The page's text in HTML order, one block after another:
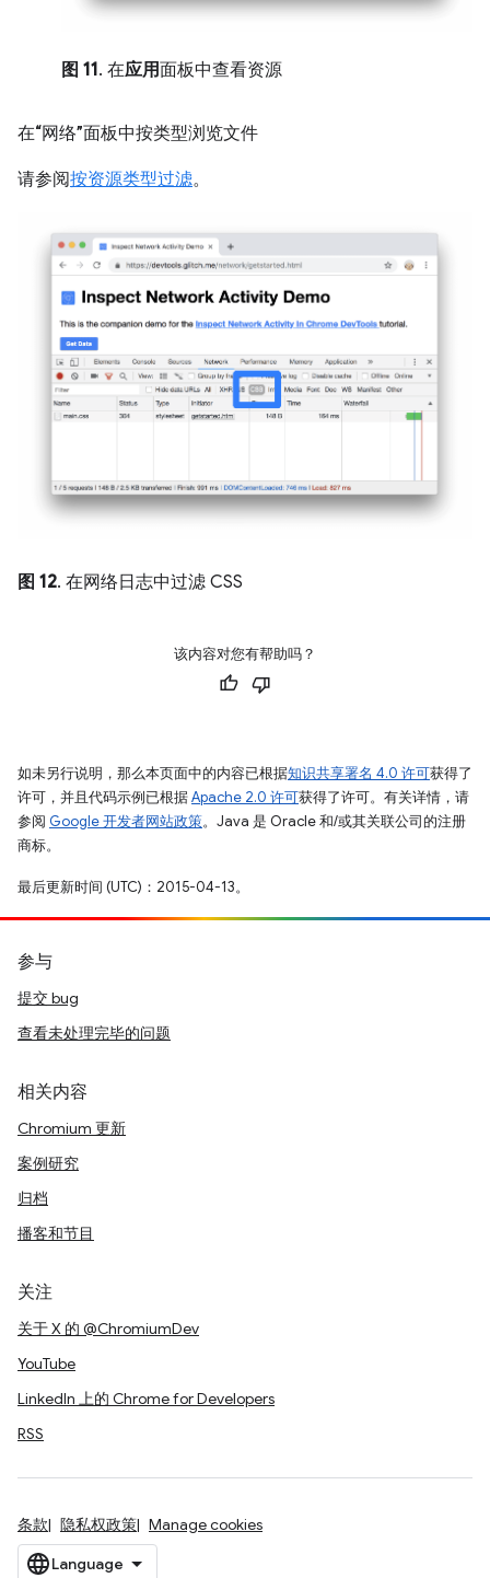
图 11. 在应用面板中查看资源
在“网络”面板中按类型浏览文件
请参阅按资源类型过滤。
图 12. 在网络日志中过滤 CSS
该内容对您有帮助吗？
如未另行说明，那么本页面中的内容已根据知识共享署名 4.0 许可获得了
许可，并且代码示例已根据Apache 2.0 许可获得了许可。有关详情，请
参阅 Google 开发者网站政策。Java 是 Oracle 和/或其关联公司的注册
商标。
最后更新时间 (UTC)：2015-04-13。
参与
提交 bug
查看未处理完毕的问题
相关内容
Chromium 更新
案例研究
归档
播客和节目
关注
关于 X 的 @ChromiumDev
YouTube
LinkedIn 上的 Chrome for Developers
RSS
条款 隐私权政策 Manage cookies